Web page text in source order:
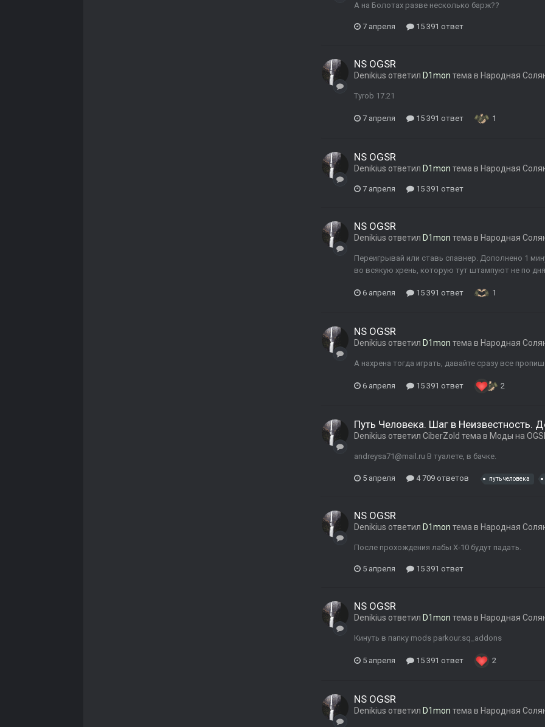
А на Болотах разве несколько барж??
7 апреля 15 391 ответ
NS OGSR
Denikius ответил D1mon тема в Народная
Tyrob 17.21
7 апреля 15 391 ответ 1
NS OGSR
Denikius ответил D1mon тема в Народная
7 апреля 15 391 ответ
NS OGSR
Denikius ответил D1mon тема в Народная
Переигрывай или ставь спавнер. Дополнено 1
во всякую хрень, которую тут штампуют не по
6 апреля 15 391 ответ 1
NS OGSR
Denikius ответил D1mon тема в Народная
А нахрена тогда играть, давайте сразу все
6 апреля 15 391 ответ 2
Путь Человека. Шаг в Неизвестность.
Denikius ответил CiberZold тема в Моды на
andreysa71@mail.ru В туалете, в бачке.
5 апреля 4 709 ответов путь человека
NS OGSR
Denikius ответил D1mon тема в Народная
После прохождения лабы Х-10 будут падать.
5 апреля 15 391 ответ
NS OGSR
Denikius ответил D1mon тема в Народная
Кинуть в папку mods parkour.sq_addons
5 апреля 15 391 ответ 2
NS OGSR
Denikius ответил D1mon тема в Народная